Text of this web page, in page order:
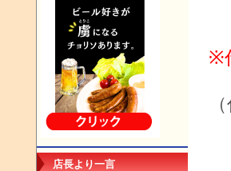
店長より一言
※